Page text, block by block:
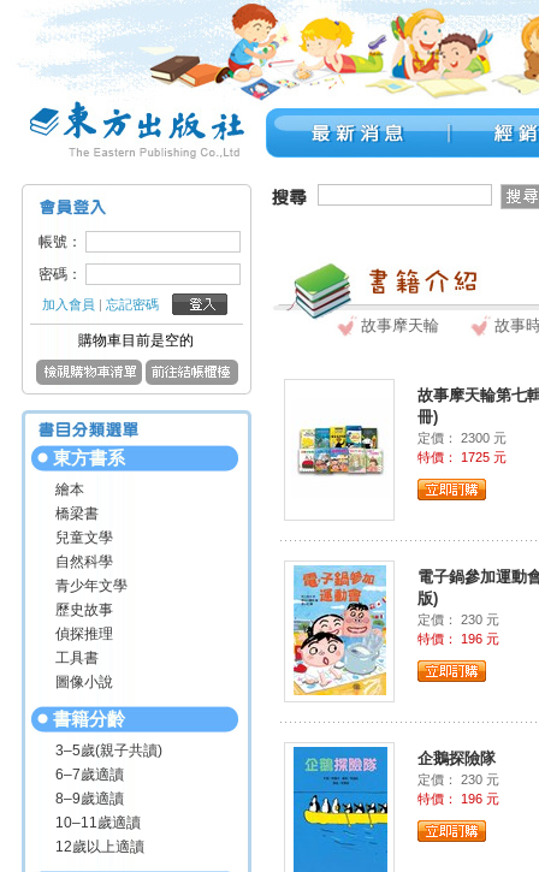
帳號：
密碼：
加入會員 |忘記密碼
購物車目前是空的
東方書系
繪本
橋梁書
兒童文學
自然科學
青少年文學
歷史故事
偵探推理
工具書
圖像小說
書籍分齡
3–5歲(親子共讀)
6–7歲適讀
8–9歲適讀
10–11歲適讀
12歲以上適讀
故事摩天輪 故事
故事摩天輪第七
冊)
定價： 2300 元
特價： 1725 元
電子鍋參加運動
版)
定價： 230 元
特價： 196 元
企鵝探險隊
定價： 230 元
特價： 196 元